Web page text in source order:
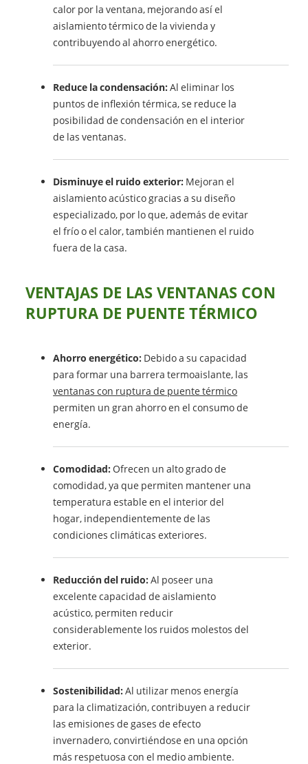
calor por la ventana, mejorando así el
aislamiento térmico de la vivienda y
contribuyendo al ahorro energético.
Reduce la condensación: Al eliminar los
puntos de inflexión térmica, se reduce la
posibilidad de condensación en el interior
de las ventanas.
Disminuye el ruido exterior: Mejoran el
aislamiento acústico gracias a su diseño
especializado, por lo que, además de evitar
el frío o el calor, también mantienen el ruido
fuera de la casa.
VENTAJAS DE LAS VENTANAS CON
RUPTURA DE PUENTE TÉRMICO
Ahorro energético: Debido a su capacidad
para formar una barrera termoaislante, las
ventanas con ruptura de puente térmico
permiten un gran ahorro en el consumo de
energía.
Comodidad: Ofrecen un alto grado de
comodidad, ya que permiten mantener una
temperatura estable en el interior del
hogar, independientemente de las
condiciones climáticas exteriores.
Reducción del ruido: Al poseer una
excelente capacidad de aislamiento
acústico, permiten reducir
considerablemente los ruidos molestos del
exterior.
Sostenibilidad: Al utilizar menos energía
para la climatización, contribuyen a reducir
las emisiones de gases de efecto
invernadero, convirtiéndose en una opción
más respetuosa con el medio ambiente.